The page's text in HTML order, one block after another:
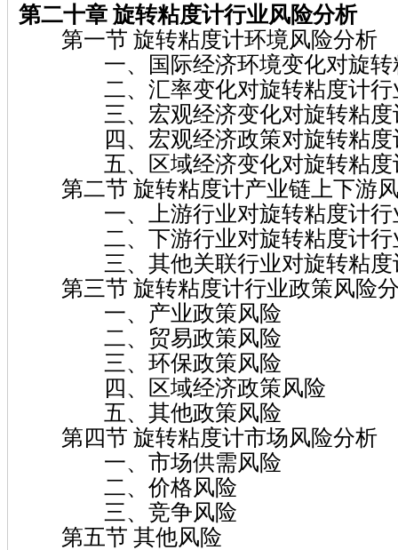
第二十章 旋转粘度计行业风险分析
第一节 旋转粘度计环境风险分析
一、国际经济环境变化对旋转
二、汇率变化对旋转粘度计行
三、宏观经济变化对旋转粘度
四、宏观经济政策对旋转粘度
五、区域经济变化对旋转粘度
第二节 旋转粘度计产业链上下游
一、上游行业对旋转粘度计行
二、下游行业对旋转粘度计行
三、其他关联行业对旋转粘度
第三节 旋转粘度计行业政策风险
一、产业政策风险
二、贸易政策风险
三、环保政策风险
四、区域经济政策风险
五、其他政策风险
第四节 旋转粘度计市场风险分析
一、市场供需风险
二、价格风险
三、竞争风险
第五节 其他风险